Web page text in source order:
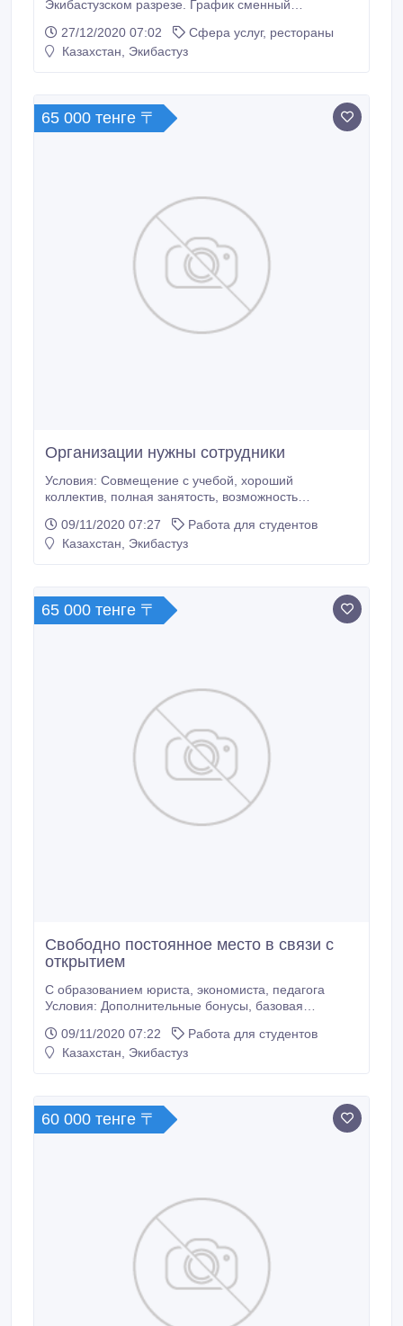
Экибастузском разрезе. График сменный
27/12/2020 07:02
Сфера услуг, рестораны
Казахстан, Экибастуз
65 000 тенге 〒
Организации нужны сотрудники
Условия: Совмещение с учебой, хороший
коллектив, полная занятость, возможность
09/11/2020 07:27
Работа для студентов
Казахстан, Экибастуз
65 000 тенге 〒
Свободно постоянное место в связи с
открытием
С образованием юриста, экономиста, педагога
Условия: Дополнительные бонусы, базовая
09/11/2020 07:22
Работа для студентов
Казахстан, Экибастуз
60 000 тенге 〒